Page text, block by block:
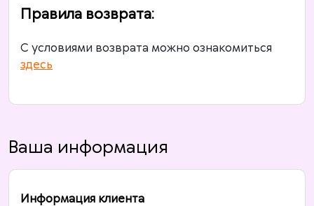
Правила возврата:
С условиями возврата можно ознакомиться
здесь
Ваша информация
Информация клиента